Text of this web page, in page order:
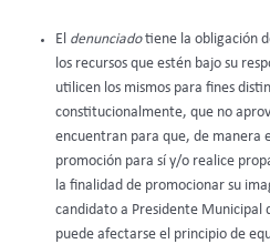
El denunciadotiene la obligación
los recursos que estén bajo su
utilicen los mismos para fines
constitucionalmente, que no
encuentran para que, de manera
promoción para sí y/o realice
la finalidad de promocionar su
candidato a Presidente Municipal
puede afectarse el principio de